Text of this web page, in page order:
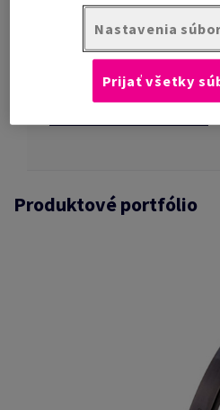
Vrecká a vaky
Ochrana proti korózii
Exportné balenie
Produktové portfólio
Nastavenia
Prijať všetky